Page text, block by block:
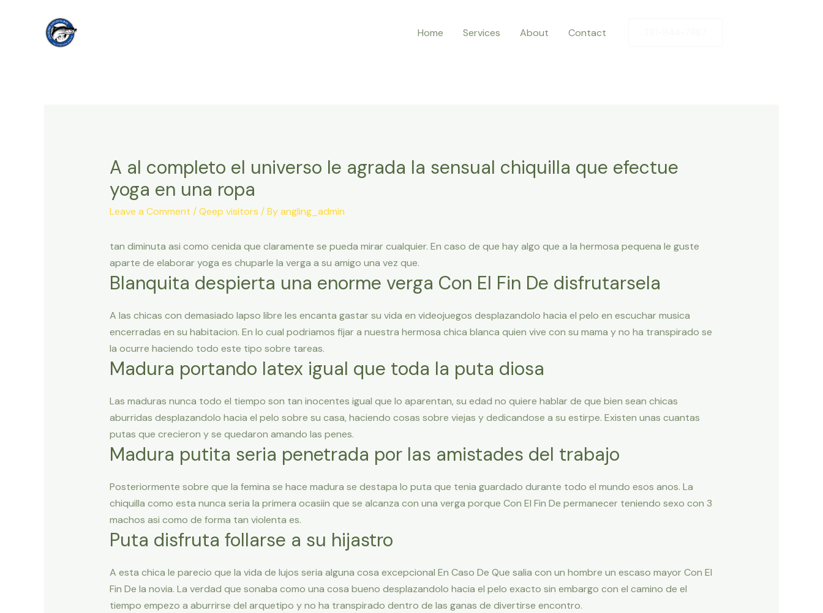
Home Services About Contact
A al completo el universo le agrada la sensual chiquilla que efectue
yoga en una ropa
Leave a Comment /Qeep visitors / Byangling_admin
tan diminuta asi­ como cenida que claramente se pueda mirar cualquier. En caso de que hay algo que a la hermosa pequena le guste
aparte de elaborar yoga es chuparle la verga a su amigo una vez que.
Blanquita despierta una enorme verga Con El Fin De disfrutarsela
A las chicas con demasiado lapso libre les encanta gastar su vida en videojuegos desplazandolo hacia el pelo en escuchar musica
encerradas en su habitacion. En lo cual podri­amos fijar a nuestra hermosa chica blanca quien vive con su mama y no ha transpirado se
la ocurre haciendo todo este tipo sobre tareas.
Madura portando latex igual que toda la puta diosa
Las maduras nunca todo el tiempo son tan inocentes igual que lo aparentan, su edad no quiere hablar de que bien sean chicas
aburridas desplazandolo hacia el pelo sobre su casa, haciendo cosas sobre viejas y dedicandose a su estirpe. Existen unas cuantas
putas que crecieron y se quedaron amando las penes.
Madura putita seri­a penetrada por las amistades del trabajo
Posteriormente sobre que la femina se hace madura se destapa lo puta que tenia guardado durante todo el mundo esos anos. La
chiquilla como esta nunca seri­a la primera ocasiin que se alcanza con una verga porque Con El Fin De permanecer teniendo sexo con 3
machos asi­ como de forma tan violenta es.
Puta disfruta follarse a su hijastro
A esta chica le parecio que la vida de lujos seria alguna cosa excepcional En Caso De Que salia con un hombre un escaso mayor Con El
Fin De la novia. La verdad que sonaba como una cosa bueno desplazandolo hacia el pelo exacto sin embargo con el camino de el
tiempo empezo a aburrirse del arquetipo y no ha transpirado dentro de las ganas de divertirse encontro.